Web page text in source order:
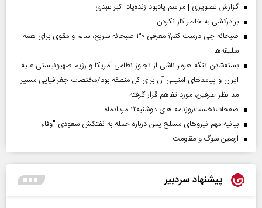
گزارش تصویری | مراسم یادبود زنده‌یاد اکبر عبدی
برادرکشی به خاطر کار نکردن
صبحانه چی درست کنم؟ معرفی ۳۰ صبحانه سریع، سالم و مقوی برای همه
سلیقه‌ها
بسته‌شدن تنگه هرمز ناشی از تجاوز نظامی آمریکا و رژیم صهیونیستی علیه
ایران و پیامد‌های امنیتی آن برای کل منطقه بود/مختصات جغرافیایی مسیر
مد نظر طرفین، مورد تفاهم قرار گرفته
صفحات‌نخست‌روزنامه ها‌ی دوشنبه‌۱۲ مردادماه
بیانیه مهم نیروهای مسلح یمن درباره حمله به نفتکش سعودی "وفاء"
اربعین سوگ و مقاومت
پیشنهاد سردبیر